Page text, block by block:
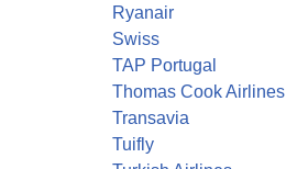
Ryanair
Swiss
TAP Portugal
Thomas Cook Airlines
Transavia
Tuifly